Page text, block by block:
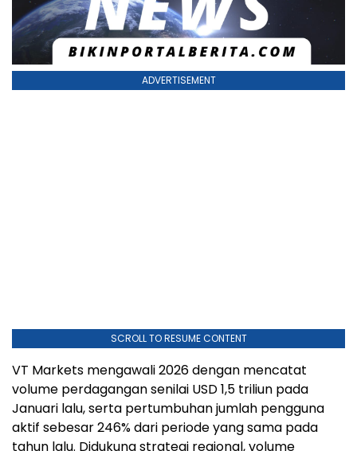
ADVERTISEMENT
SCROLL TO RESUME CONTENT
VT Markets mengawali 2026 dengan mencatat
volume perdagangan senilai USD 1,5 triliun pada
Januari lalu, serta pertumbuhan jumlah pengguna
aktif sebesar 246% dari periode yang sama pada
tahun lalu. Didukung strategi regional, volume